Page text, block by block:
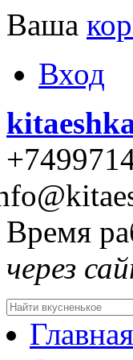
Ваша
Вход
Время
через
Главная